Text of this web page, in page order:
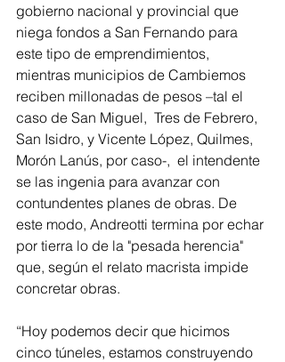
gobierno nacional y provincial que
niega fondos a San Fernando para
este tipo de emprendimientos,
mientras municipios de Cambiemos
reciben millonadas de pesos –tal el
caso de San Miguel,  Tres de Febrero,
San Isidro, y Vicente López, Quilmes,
Morón Lanús, por caso-,  el intendente
se las ingenia para avanzar con
contundentes planes de obras. De
este modo, Andreotti termina por echar
por tierra lo de la "pesada herencia"
que, según el relato macrista impide
concretar obras.
“Hoy podemos decir que hicimos
cinco túneles, estamos construyendo